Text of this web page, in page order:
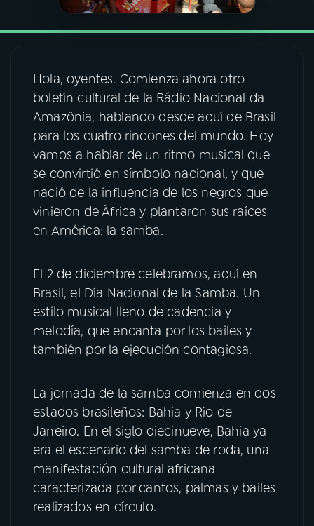
06VIDEOCASTS
07ÚLTIMAS
FESTIVAL DE MÚSICA
ACOMPANHE A RÁDIO NACIONAL
YouTube Facebook
TikTok
Hola, oyentes. Comienza ahora otro
boletín cultural de la Rádio Nacional da
Amazônia, hablando desde aquí de Brasil
para los cuatro rincones del mundo. Hoy
vamos a hablar de un ritmo musical que
se convirtió en símbolo nacional, y que
nació de la influencia de los negros que
vinieron de África y plantaron sus raíces
en América: la samba.
El 2 de diciembre celebramos, aquí en
Brasil, el Día Nacional de la Samba. Un
estilo musical lleno de cadencia y
melodía, que encanta por los bailes y
también por la ejecución contagiosa.
La jornada de la samba comienza en dos
estados brasileños: Bahia y Río de
Janeiro. En el siglo diecinueve, Bahia ya
era el escenario del samba de roda, una
manifestación cultural africana
caracterizada por cantos, palmas y bailes
realizados en círculo.